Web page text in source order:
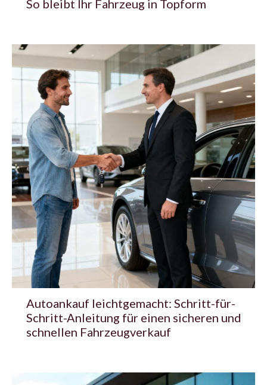
So bleibt Ihr Fahrzeug in Topform
Autoankauf leichtgemacht: Schritt-für-
Schritt-Anleitung für einen sicheren und
schnellen Fahrzeugverkauf